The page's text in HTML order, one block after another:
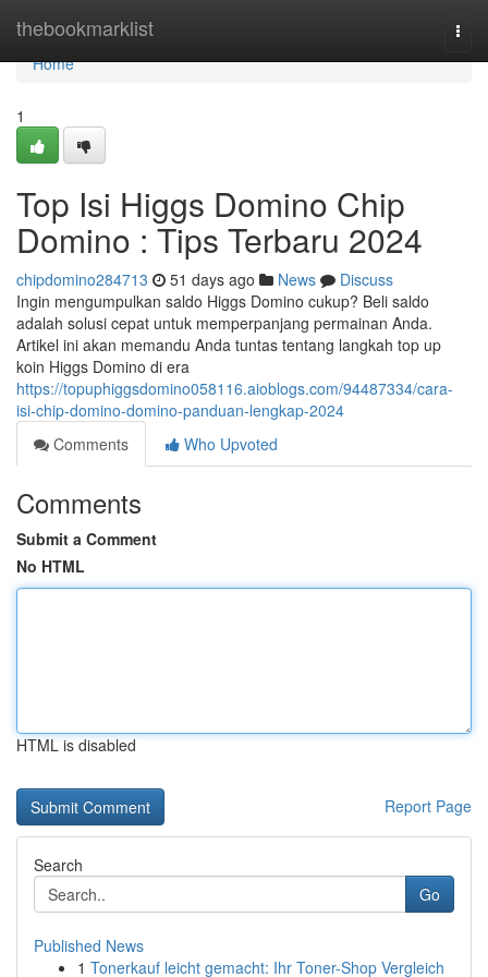
thebookmarklist
Home
Home
1
Top Isi Higgs Domino Chip
Domino : Tips Terbaru 2024
chipdomino284713 51 days ago News
Discuss
Ingin mengumpulkan saldo Higgs Domino cukup? Beli saldo
adalah solusi cepat untuk memperpanjang permainan Anda.
Artikel ini akan memandu Anda tuntas tentang langkah top up
koin Higgs Domino di era
https://topuphiggsdomino058116.aioblogs.com/94487334/cara-
isi-chip-domino-domino-panduan-lengkap-2024
Comments
Who Upvoted
Comments
Submit a Comment
No HTML
HTML is disabled
Report Page
Search
Go
Published News
1 Tonerkauf leicht gemacht: Ihr Toner-Shop Vergleich